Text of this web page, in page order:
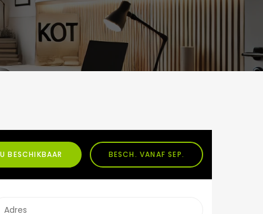
BESCHIKBAAR BESCH. VANAF SEP.